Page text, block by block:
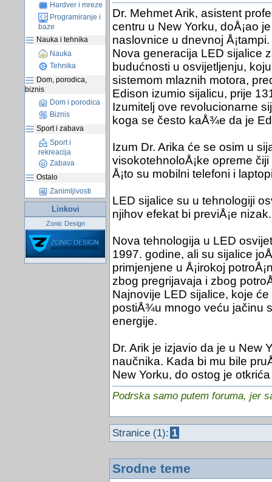
Hardver i mreze
Programiranje i
baze
Nauka i tehnika
Nauka
Tehnika
Dom, porodica,
biznis
Dom i porodica
Biznis
Sport i zabava
Sport i
rekreacija
Zabava
Ostalo
Zanimljivosti
Linkovi
Zonic Design
Dr. Mehmet Arik, asistent
centru u New Yorku, doÅ¡ao
naslovnice u dnevnoj Å¡tampi.
Nova generacija LED sijalice
budućnosti u osvijetljenju,
sistemom mlaznih motora,
Edison izumio sijalicu, prije
Izumitelj ove revolucionarne
koga se često kaÅ¾e da je
Izum Dr. Arika će se osim u
visokotehnoloÅ¡ke opreme
Å¡to su mobilni telefoni i
LED sijalice su u tehnologiji
njihov efekat bi previÅ¡e nizak.
Nova tehnologija u LED
1997. godine, ali su sijalice
primjenjene u Å¡irokoj
zbog pregrijavaja i zbog
Najnovije LED sijalice, koje
postiÅ¾u mnogo veću jačinu
energije.
Dr. Arik je izjavio da je u New
naučnika. Kada bi mu bile
New Yorku, do ostog je
Podrska samo putem foruma, jer
Stranice (1): 1
Srodne teme